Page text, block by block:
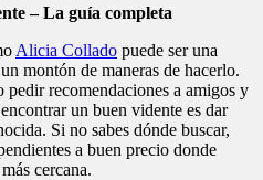
– La guía completa
Alicia Collado puede ser una
montón de maneras de hacerlo.
pedir recomendaciones a amigos y
un buen vidente es dar
Si no sabes dónde buscar,
a buen precio donde
cercana.